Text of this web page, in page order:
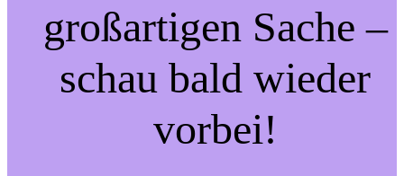
großartigen Sache –
schau bald wieder
vorbei!